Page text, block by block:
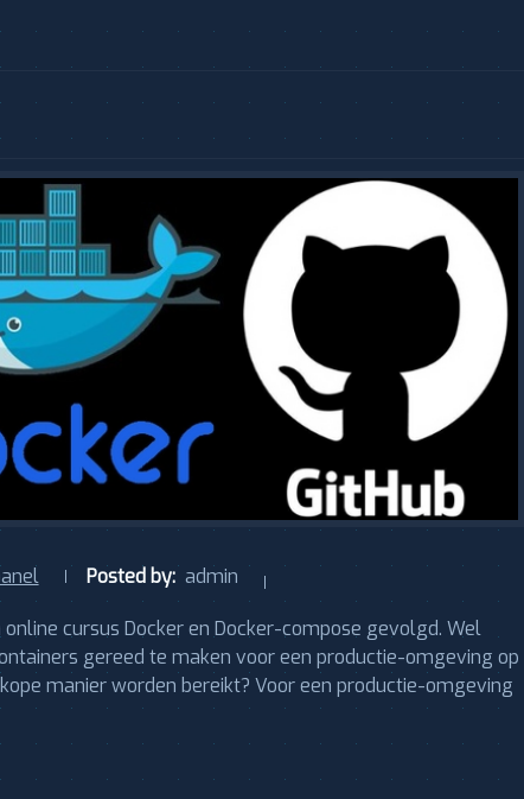
Posted by: admin
cursus Docker en Docker-compose gevolgd. Wel
gereed te maken voor een productie-omgeving op
manier worden bereikt? Voor een productie-omgeving